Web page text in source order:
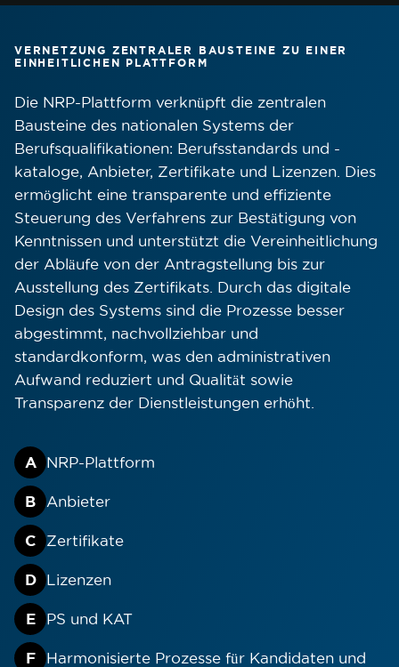
VERNETZUNG ZENTRALER BAUSTEINE ZU EINER
EINHEITLICHEN PLATTFORM
Die NRP-Plattform verknüpft die zentralen
Bausteine des nationalen Systems der
Berufsqualifikationen: Berufsstandards und -
kataloge, Anbieter, Zertifikate und Lizenzen. Dies
ermöglicht eine transparente und effiziente
Steuerung des Verfahrens zur Bestätigung von
Kenntnissen und unterstützt die Vereinheitlichung
der Abläufe von der Antragstellung bis zur
Ausstellung des Zertifikats. Durch das digitale
Design des Systems sind die Prozesse besser
abgestimmt, nachvollziehbar und
standardkonform, was den administrativen
Aufwand reduziert und Qualität sowie
Transparenz der Dienstleistungen erhöht.
A NRP-Plattform
B Anbieter
C Zertifikate
D Lizenzen
E PS und KAT
F
Harmonisierte Prozesse für Kandidaten und